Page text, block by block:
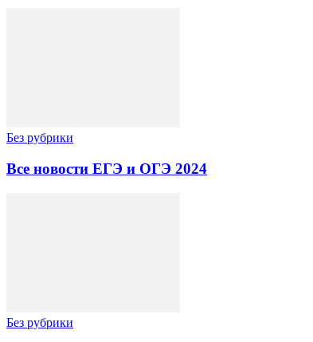
Без рубрики
Все новости ЕГЭ и ОГЭ 2024
Без рубрики